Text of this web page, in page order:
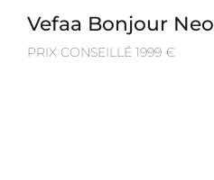
Vefaa Bonjour Neo
PRIX CONSEILLÉ 1999 €